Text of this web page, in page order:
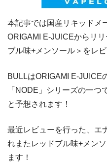
本記事では国産リキッドメ
ORIGAMI E-JUICEからリ
ブル味+メンソール＞をレビ
BULLはORIGAMI E-JUICE
「NODE」シリーズの一つ
と予想されます！
最近レビューを行った、エ
れまたレッドブル味+メン
ます！